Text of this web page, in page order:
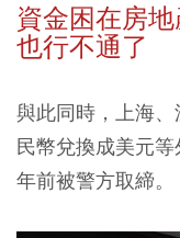
資金困在房
也行不通了
與此同時，上海
民幣兌換成美元
年前被警方取締。